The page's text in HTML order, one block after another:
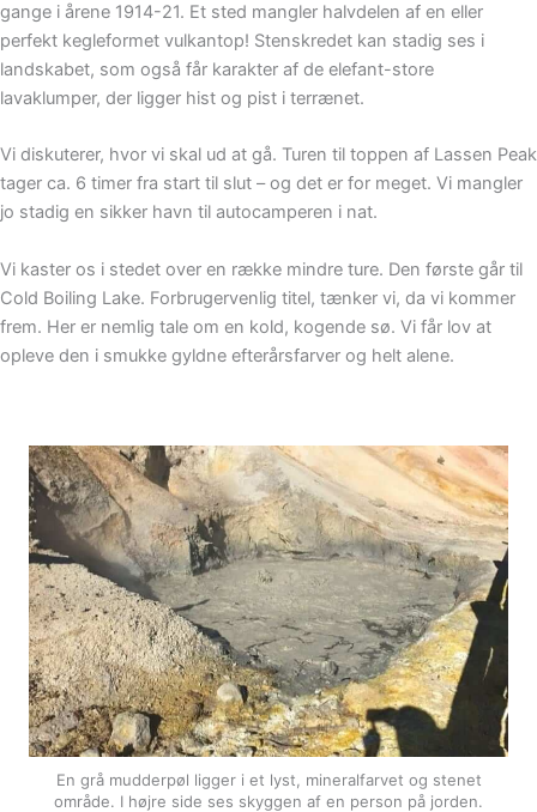
gange i årene 1914-21. Et sted mangler halvdelen af en eller
perfekt kegleformet vulkantop! Stenskredet kan stadig ses i
landskabet, som også får karakter af de elefant-store
lavaklumper, der ligger hist og pist i terrænet.
Vi diskuterer, hvor vi skal ud at gå. Turen til toppen af Lassen Peak
tager ca. 6 timer fra start til slut – og det er for meget. Vi mangler
jo stadig en sikker havn til autocamperen i nat.
Vi kaster os i stedet over en række mindre ture. Den første går til
Cold Boiling Lake. Forbrugervenlig titel, tænker vi, da vi kommer
frem. Her er nemlig tale om en kold, kogende sø. Vi får lov at
opleve den i smukke gyldne efterårsfarver og helt alene.
En grå mudderpøl ligger i et lyst, mineralfarvet og stenet
område. I højre side ses skyggen af en person på jorden.